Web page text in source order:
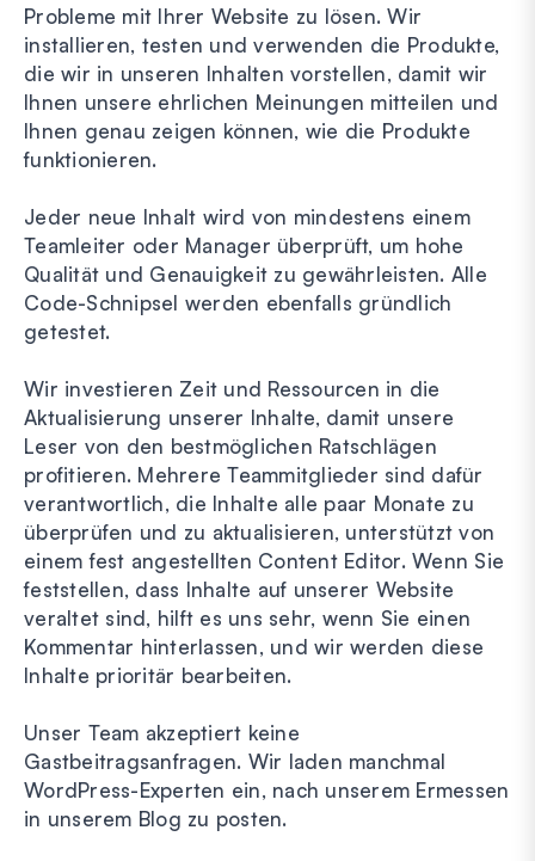
Probleme mit Ihrer Website zu lösen. Wir
installieren, testen und verwenden die Produkte,
die wir in unseren Inhalten vorstellen, damit wir
Ihnen unsere ehrlichen Meinungen mitteilen und
Ihnen genau zeigen können, wie die Produkte
funktionieren.
Jeder neue Inhalt wird von mindestens einem
Teamleiter oder Manager überprüft, um hohe
Qualität und Genauigkeit zu gewährleisten. Alle
Code-Schnipsel werden ebenfalls gründlich
getestet.
Wir investieren Zeit und Ressourcen in die
Aktualisierung unserer Inhalte, damit unsere
Leser von den bestmöglichen Ratschlägen
profitieren. Mehrere Teammitglieder sind dafür
verantwortlich, die Inhalte alle paar Monate zu
überprüfen und zu aktualisieren, unterstützt von
einem fest angestellten Content Editor. Wenn Sie
feststellen, dass Inhalte auf unserer Website
veraltet sind, hilft es uns sehr, wenn Sie einen
Kommentar hinterlassen, und wir werden diese
Inhalte prioritär bearbeiten.
Unser Team akzeptiert keine
Gastbeitragsanfragen. Wir laden manchmal
WordPress-Experten ein, nach unserem Ermessen
in unserem Blog zu posten.